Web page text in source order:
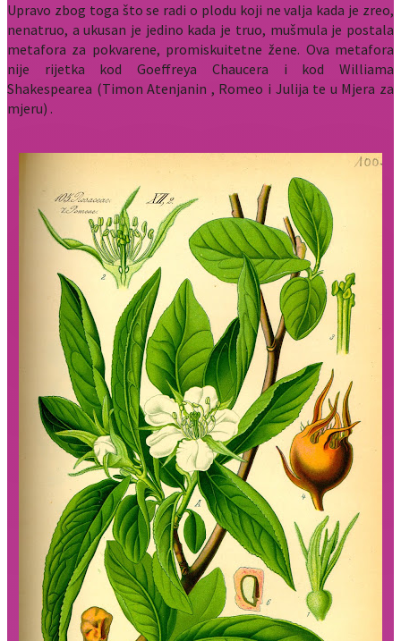
Upravo zbog toga što se radi o plodu koji ne valja kada je zreo,
nenatruo, a ukusan je jedino kada je truo, mušmula je postala
metafora za pokvarene, promiskuitetne žene. Ova metafora
nije rijetka kod Goeffreya Chaucera i kod Williama
Shakespearea (Timon Atenjanin , Romeo i Julija te u Mjera za
mjeru) .